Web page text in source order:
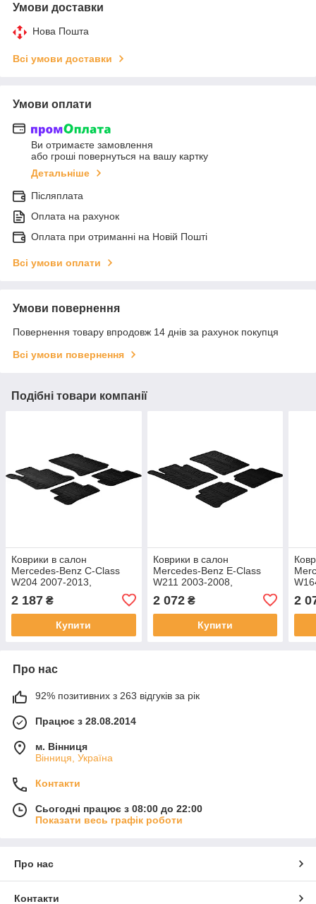
Умови доставки
Нова Пошта
Всі умови доставки
Умови оплати
Ви отримаєте замовлення
або гроші повернуться на вашу картку
Детальніше
Післяплата
Оплата на рахунок
Оплата при отриманні на Новій Пошті
Всі умови оплати
Умови повернення
Повернення товару впродовж 14 днів за рахунок покупця
Всі умови повернення
Подібні товари компанії
Коврики в салон
Mercedes-Benz C-Class
W204 2007-2013,
2 187 ₴
Купити
Коврики в салон
Mercedes-Benz E-Class
W211 2003-2008,
2 072₴
Купити
2
Про нас
92% позитивних з 263 відгуків за рік
Працює з 28.08.2014
м. Вінниця
Вінниця, Україна
Контакти
Сьогодні працює з 08:00 до 22:00
Показати весь графік роботи
Про нас
Контакти